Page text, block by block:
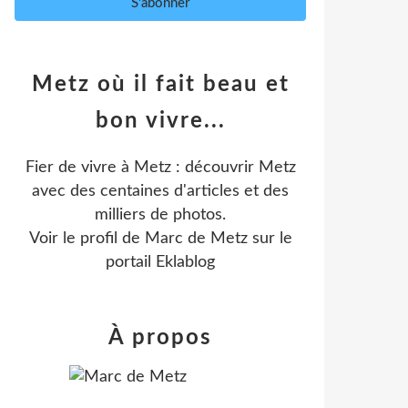
Metz où il fait beau et
bon vivre...
Fier de vivre à Metz : découvrir Metz
avec des centaines d'articles et des
milliers de photos.
Voir le profil de Marc de Metzsur le
portail Eklablog
À propos